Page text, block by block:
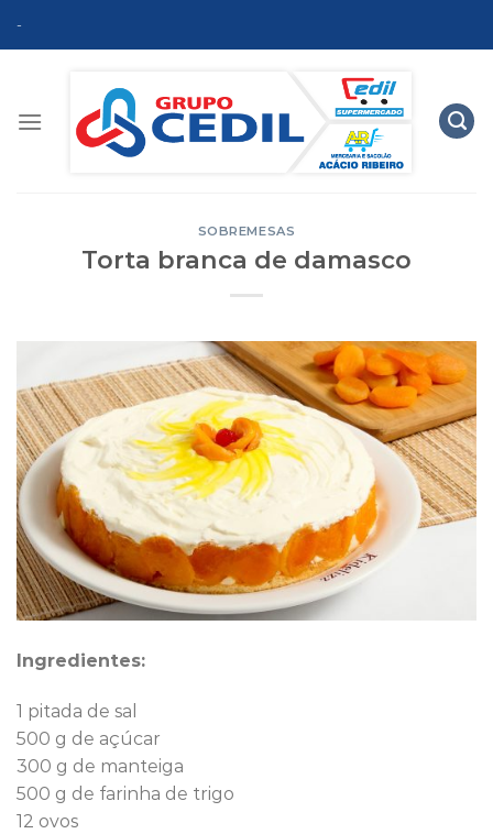
-
SOBREMESAS
Torta branca de damasco
Ingredientes:
1 pitada de sal
500 g de açúcar
300 g de manteiga
500 g de farinha de trigo
12 ovos